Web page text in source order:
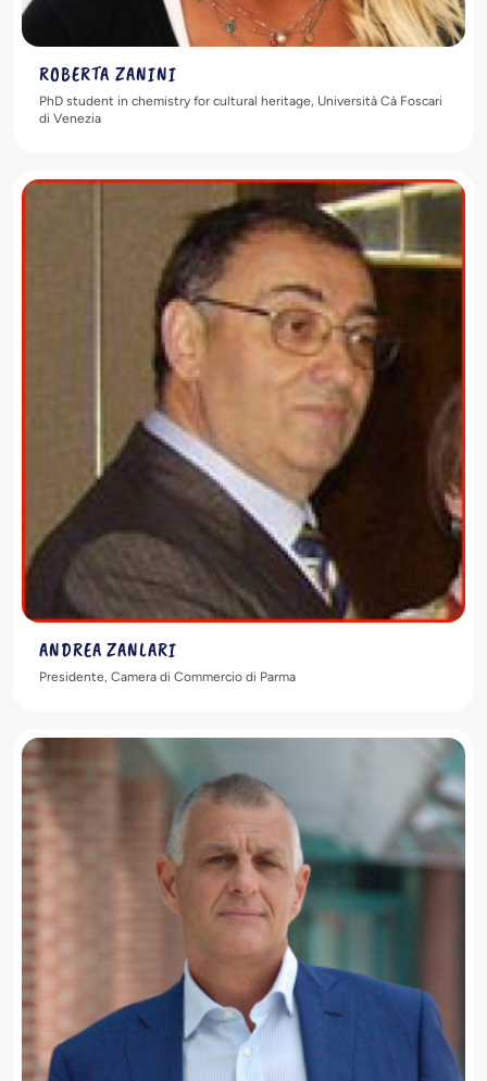
ROBERTA ZANINI
PhD student in chemistry for cultural heritage, Università Cà Foscari
di Venezia
Scopri di più
ANDREA ZANLARI
Presidente, Camera di Commercio di Parma
Scopri di più